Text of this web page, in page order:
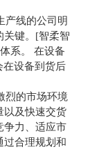
线的公司明
关键。[智柔智
系。 在设备
在设备到货后
的市场环境
以及快速交货
争力、适应市
过合理规划和